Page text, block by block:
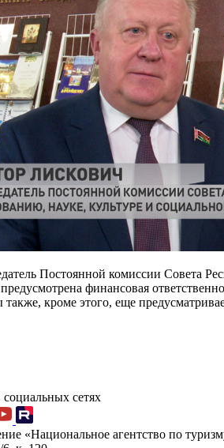
Постоянной комиссии Совета
финансовая
кроме этого, еще
сетях
«Национальное агентство по